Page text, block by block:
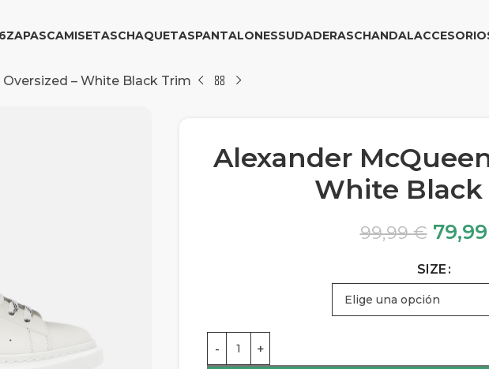
ZAPASCAMISETASCHAQUETASPANTALONESSUDADERASCHANDAL
– White Black Trim
Alexander
White Black
99,99€ 79,99
SIZE